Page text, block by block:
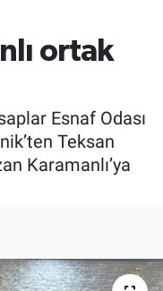
ortak
Esnaf Odası
Teksan
Karamanlı’ya